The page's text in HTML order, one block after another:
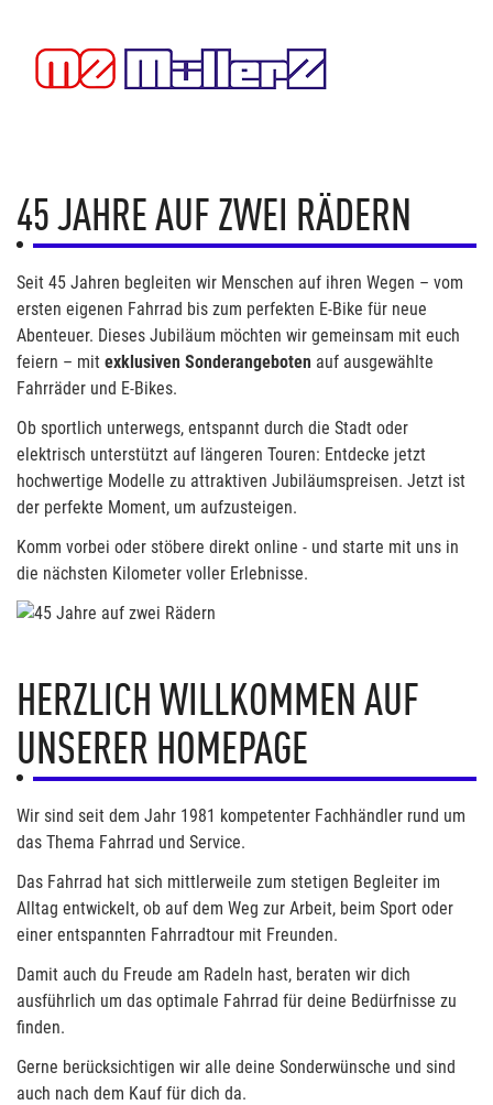
45 JAHRE AUF ZWEI RÄDERN
Seit 45 Jahren begleiten wir Menschen auf ihren Wegen – vom
ersten eigenen Fahrrad bis zum perfekten E-Bike für neue
Abenteuer. Dieses Jubiläum möchten wir gemeinsam mit euch
feiern – mit exklusiven Sonderangeboten auf ausgewählte
Fahrräder und E-Bikes.
Ob sportlich unterwegs, entspannt durch die Stadt oder
elektrisch unterstützt auf längeren Touren: Entdecke jetzt
hochwertige Modelle zu attraktiven Jubiläumspreisen. Jetzt ist
der perfekte Moment, um aufzusteigen.
Komm vorbei oder stöbere direkt online - und starte mit uns in
die nächsten Kilometer voller Erlebnisse.
HERZLICH WILLKOMMEN AUF
UNSERER HOMEPAGE
Wir sind seit dem Jahr 1981 kompetenter Fachhändler rund um
das Thema Fahrrad und Service.
Das Fahrrad hat sich mittlerweile zum stetigen Begleiter im
Alltag entwickelt, ob auf dem Weg zur Arbeit, beim Sport oder
einer entspannten Fahrradtour mit Freunden.
Damit auch du Freude am Radeln hast, beraten wir dich
ausführlich um das optimale Fahrrad für deine Bedürfnisse zu
finden.
Gerne berücksichtigen wir alle deine Sonderwünsche und sind
auch nach dem Kauf für dich da.